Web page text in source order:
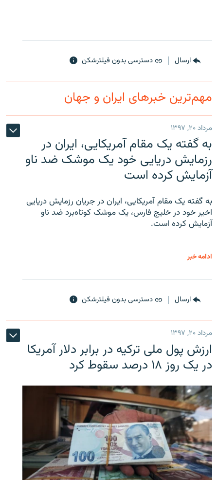
ارسال دسترسی بدون فیلترشکن
مهم‌ترین خبرهای ایران و جهان
مرداد ۲۰, ۱۳۹۷
به گفته یک مقام آمریکایی، ایران در
رزمایش دریایی خود یک موشک ضد ناو
آزمایش کرده است
به گفته یک مقام آمریکایی، ایران در جریان رزمایش دریایی
اخیر خود در خلیج فارس، یک موشک کوتاه‌برد ضد ناو
آزمایش کرده است.
ادامه خبر
ارسال دسترسی بدون فیلترشکن
مرداد ۲۰, ۱۳۹۷
ارزش پول ملی ترکیه در برابر دلار آمریکا
در یک روز ۱۸ درصد سقوط کرد